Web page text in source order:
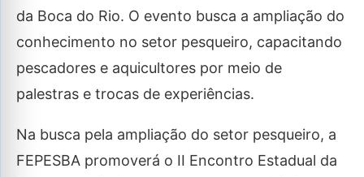
da Boca do Rio. O evento busca a ampliação do
conhecimento no setor pesqueiro, capacitando
pescadores e aquicultores por meio de
palestras e trocas de experiências.
Na busca pela ampliação do setor pesqueiro, a
FEPESBA promoverá o II Encontro Estadual da